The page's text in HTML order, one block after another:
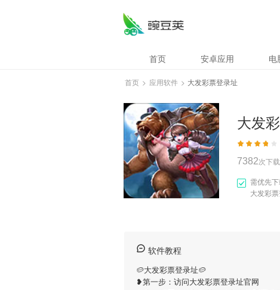
首页 安卓应用 电
首页 > 应用软件 > 大发彩票登录址
大发
7382次下载
需优先
大发彩
软件教程
🥔大发彩票登录址🥔
❥第一步：访问大发彩票登录址官网